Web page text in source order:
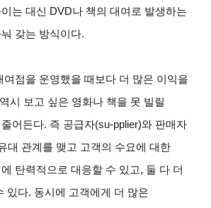
는 대신 DVD나 책의 대여로 발생하는
갖는 방식이다.
여점을 운영했을 때보다 더 많은 이익을
시 보고 싶은 영화나 책을 못 빌릴
어든다. 즉 공급자(su-pplier)와 판매자
대 관계를 맺고 고객의 수요에 대한
탄력적으로 대응할 수 있고, 둘 다 더
있다. 동시에 고객에게 더 많은